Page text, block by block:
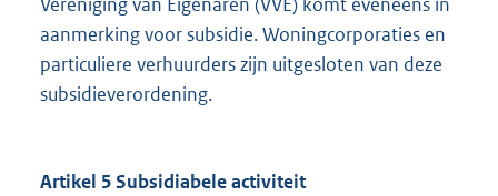
aanmerking voor subsidie. Woningcorporaties en
particuliere verhuurders zijn uitgesloten van deze
subsidieverordening.
Artikel 5 Subsidiabele activiteit